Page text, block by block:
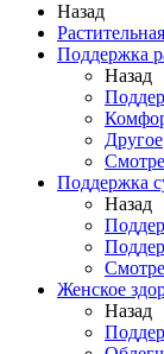
Назад
Поддержка
Назад
Другое
Поддержка
Назад
Женское
Назад